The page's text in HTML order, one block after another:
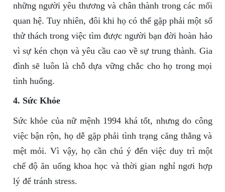
những người yêu thương và chân thành trong các mối
quan hệ. Tuy nhiên, đôi khi họ có thể gặp phải một số
thử thách trong việc tìm được người bạn đời hoàn hảo
vì sự kén chọn và yêu cầu cao về sự trung thành. Gia
đình sẽ luôn là chỗ dựa vững chắc cho họ trong mọi
tình huống.
4. Sức Khỏe
Sức khỏe của nữ mệnh 1994 khá tốt, nhưng do công
việc bận rộn, họ dễ gặp phải tình trạng căng thẳng và
mệt mỏi. Vì vậy, họ cần chú ý đến việc duy trì một
chế độ ăn uống khoa học và thời gian nghỉ ngơi hợp
lý để tránh stress.